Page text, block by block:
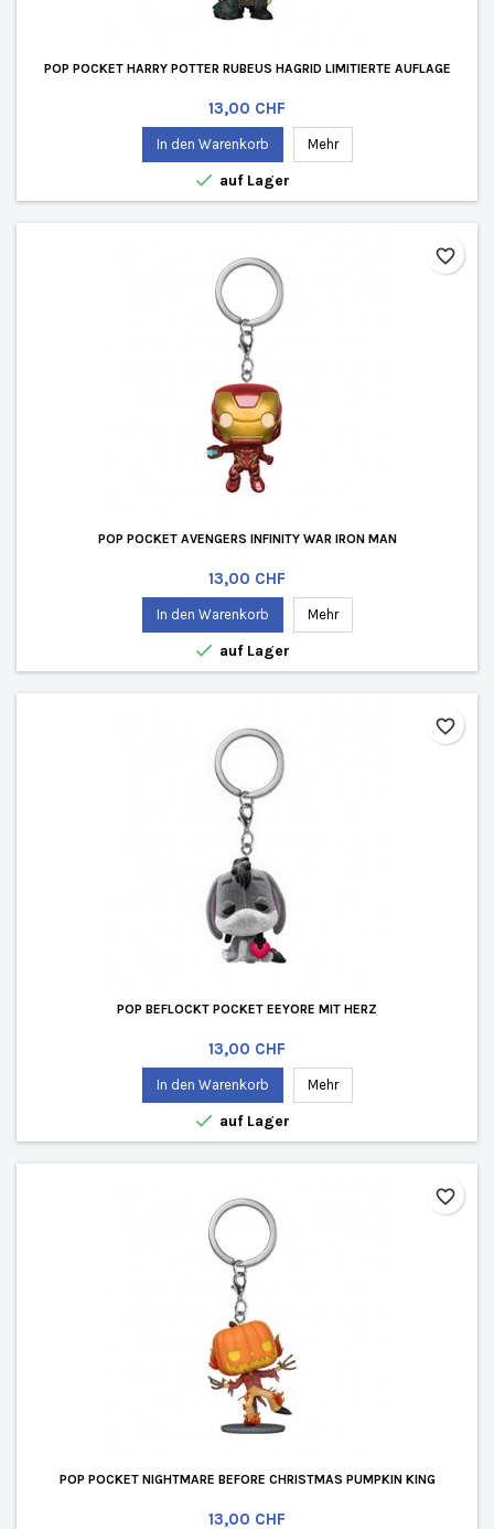
POP POCKET HARRY POTTER RUBEUS HAGRID LIMITIERTE AUFLAGE
Preis
13,00 CHF
In den Warenkorb Mehr
 auf Lager
POP POCKET AVENGERS INFINITY WAR IRON MAN
Preis
13,00 CHF
In den Warenkorb Mehr
 auf Lager
favorite_border
POP BEFLOCKT POCKET EEYORE MIT HERZ
Preis
13,00 CHF
In den Warenkorb Mehr
 auf Lager
favorite_border
POP POCKET NIGHTMARE BEFORE CHRISTMAS PUMPKIN KING
Preis
13,00 CHF
favorite_border